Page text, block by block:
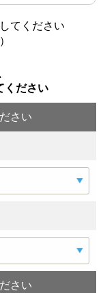
てください
ください
さい
さい